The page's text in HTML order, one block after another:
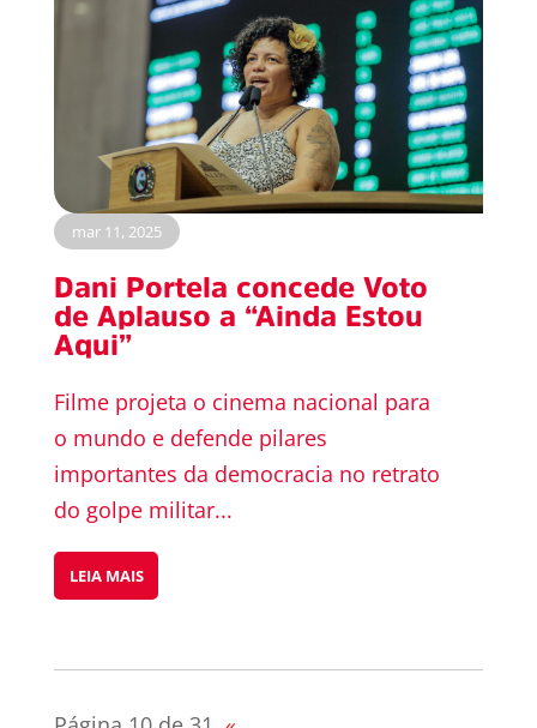
mar 11, 2025
Dani Portela concede Voto
de Aplauso a “Ainda Estou
Aqui”
Filme projeta o cinema nacional para
o mundo e defende pilares
importantes da democracia no retrato
do golpe militar...
LEIA MAIS